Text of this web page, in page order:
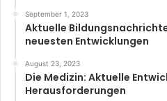
September 1, 2023
Aktuelle
neuesten Entwicklungen
August 23, 2023
Die Medizin: Aktuelle
Herausforderungen